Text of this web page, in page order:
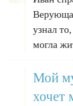
узнал
могла
Мой
хочет